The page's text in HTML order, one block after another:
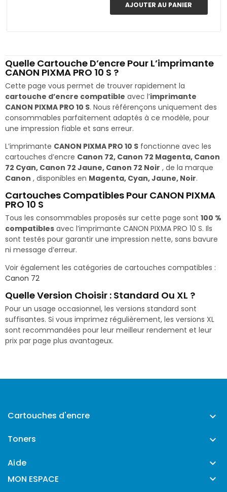
AJOUTER AU PANIER
Quelle Cartouche D’encre Pour L’imprimante
CANON PIXMA PRO 10 S ?
Cette page vous permet de trouver rapidement la
cartouche d’encre compatible avec l’imprimante
CANON PIXMA PRO 10 S. Nous référençons uniquement des
consommables parfaitement adaptés à ce modèle, pour
une impression fiable et sans erreur.
L’imprimante CANON PIXMA PRO 10 S fonctionne avec les
cartouches d’encre Canon 72, Canon 72 Magenta, Canon
72 Cyan, Canon 72 Jaune, Canon 72 Noir , de la marque
Canon , disponibles en Magenta, Cyan, Jaune, Noir.
Cartouches Compatibles Pour CANON PIXMA
PRO 10 S
Tous les consommables proposés sur cette page sont 100 %
compatibles avec l’imprimante CANON PIXMA PRO 10 S. Ils
sont testés pour garantir une impression nette, sans bavure
ni message d’erreur.
Voir également les catégories de cartouches compatibles :
Canon 72
Quelle Version Choisir : Standard Ou XL ?
Pour un usage occasionnel, les versions standard sont
suffisantes. Si vous imprimez régulièrement, les versions XL
sont recommandées pour leur meilleur rendement et leur
prix par page plus avantageux.
Cartouches d'encre 
Toners 
Aide 
MON ESPACE 